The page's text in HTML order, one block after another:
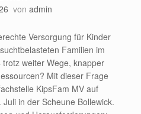
von admin
Versorgung für Kinder
Familien im
weiter Wege, knapper
Mit dieser Frage
KipsFam MV auf
in der Scheune Bollewick.